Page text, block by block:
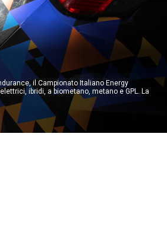
il Campionato Italiano Energy
ibridi, a biometano, metano e GPL. La